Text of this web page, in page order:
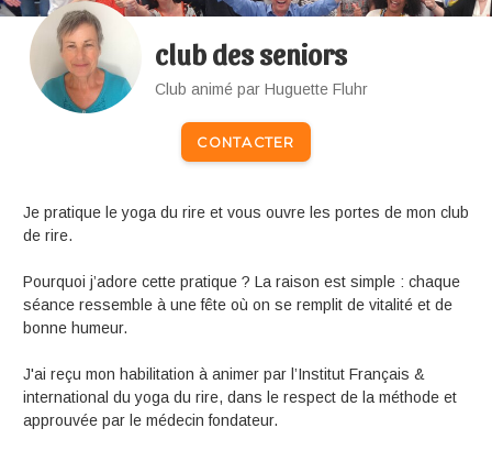
club des seniors
Club animé par Huguette Fluhr
CONTACTER
Je pratique le yoga du rire et vous ouvre les portes de mon club
de rire.
Pourquoi j’adore cette pratique ? La raison est simple : chaque
séance ressemble à une fête où on se remplit de vitalité et de
bonne humeur.
J'ai reçu mon habilitation à animer par l’Institut Français &
international du yoga du rire, dans le respect de la méthode et
approuvée par le médecin fondateur.